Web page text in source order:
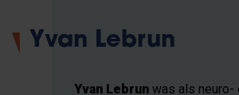
Yvan Lebrun
Yvan Lebrun was als neuro-